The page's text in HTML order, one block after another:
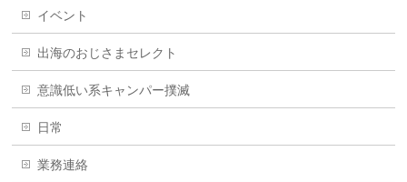
イベント
出海のおじさまセレクト
意識低い系キャンパー撲滅
日常
業務連絡